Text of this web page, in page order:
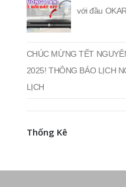
với đầu
CHÚC MỪNG TẾT
2025! THÔNG BÁO LỊCH
LỊCH
Thống Kê